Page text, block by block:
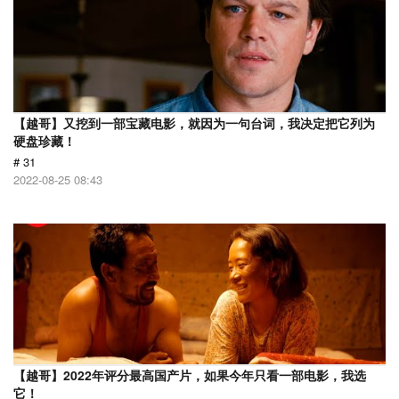
【越哥】又挖到一部宝藏电影，就因为一句台词，我决定把它列为
硬盘珍藏！
# 31
2022-08-25 08:43
【越哥】2022年评分最高国产片，如果今年只看一部电影，我选
它！